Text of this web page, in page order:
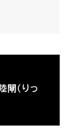
閘（りっ